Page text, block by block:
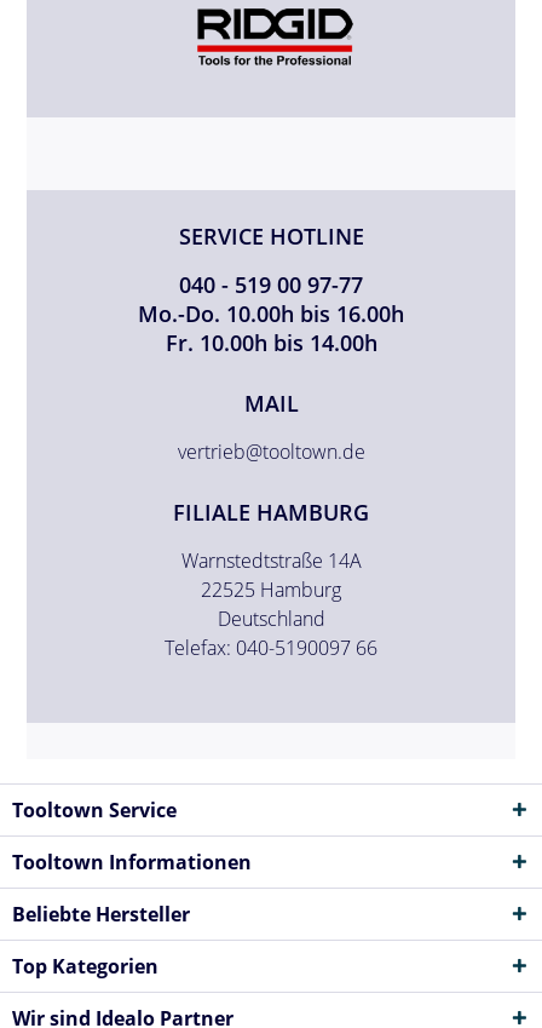
SERVICE HOTLINE
040 - 519 00 97-77
Mo.-Do. 10.00h bis 16.00h
Fr. 10.00h bis 14.00h
MAIL
vertrieb@tooltown.de
FILIALE HAMBURG
Warnstedtstraße 14A
22525 Hamburg
Deutschland
Telefax: 040-5190097 66
Tooltown Service
Tooltown Informationen
Beliebte Hersteller
Top Kategorien
Wir sind Idealo Partner